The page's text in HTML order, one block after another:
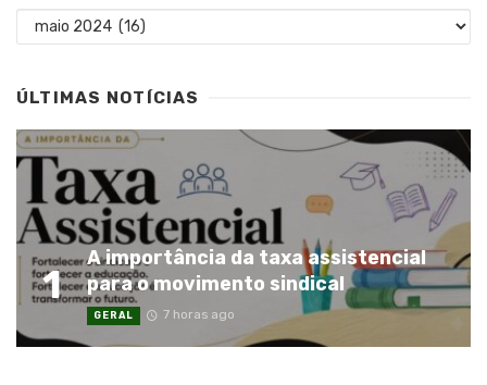
Arquivos
ÚLTIMAS NOTÍCIAS
1
A importância da taxa assistencial
para o movimento sindical
GERAL 7 horas ago